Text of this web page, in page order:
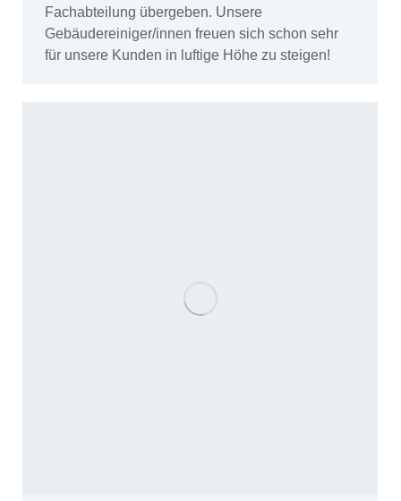
Fachabteilung übergeben. Unsere
Gebäudereiniger/innen freuen sich schon sehr
für unsere Kunden in luftige Höhe zu steigen!